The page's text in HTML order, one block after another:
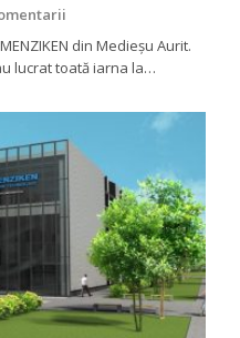
din Medieşu Aurit.
lucrat toată iarna la…